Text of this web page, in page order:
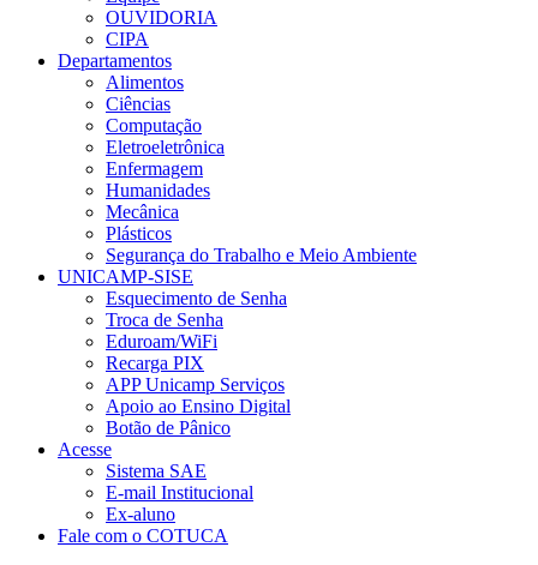
OUVIDORIA
CIPA
Departamentos
Alimentos
Ciências
Computação
Eletroeletrônica
Enfermagem
Humanidades
Mecânica
Plásticos
Segurança do Trabalho e Meio Ambiente
UNICAMP-SISE
Esquecimento de Senha
Troca de Senha
Eduroam/WiFi
Recarga PIX
APP Unicamp Serviços
Apoio ao Ensino Digital
Botão de Pânico
Acesse
Sistema SAE
E-mail Institucional
Ex-aluno
Fale com o COTUCA